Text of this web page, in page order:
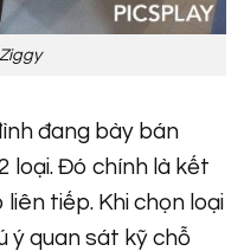
đang bày bán
loại. Đó chính là kết
tiếp. Khi chọn loại
ý quan sát kỹ chỗ